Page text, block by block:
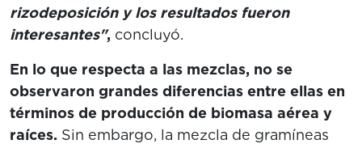
rizodeposición y los resultados fueron
interesantes", concluyó.
En lo que respecta a las mezclas, no se
observaron grandes diferencias entre ellas en
términos de producción de biomasa aérea y
raíces. Sin embargo, la mezcla de gramíneas